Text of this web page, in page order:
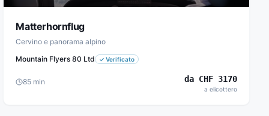
Matterhornflug
Cervino e panorama alpino
Mountain Flyers 80 Ltd
✓Verificato
85 min daCHF 3170
a elicottero